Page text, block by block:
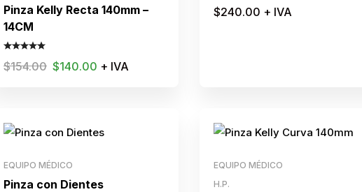
Pinza Kelly Recta 140mm –
14CM
$154.00 $140.00 + IVA
$240.00 + IVA
EQUIPO MÉDICO
Pinza con Dientes
EQUIPO MÉDICO
H.P.